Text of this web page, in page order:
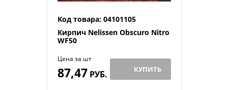
Код товара: 04101105
Кирпич Nelissen Obscuro Nitro
WF50
Цена за шт
87,47 РУБ. КУПИТЬ